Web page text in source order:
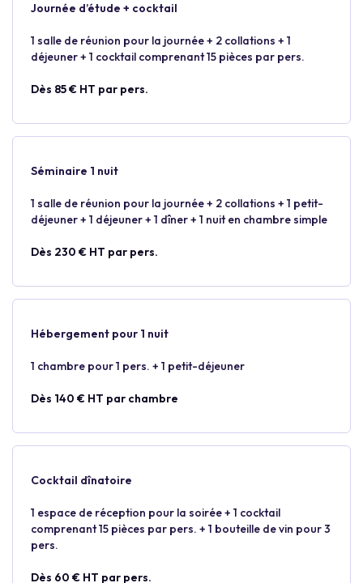
Journée d’étude + cocktail
1 salle de réunion pour la journée + 2 collations + 1
déjeuner + 1 cocktail comprenant 15 pièces par pers.
Dès 85 € HT par pers.
Séminaire 1 nuit
1 salle de réunion pour la journée + 2 collations + 1 petit-
déjeuner + 1 déjeuner + 1 dîner + 1 nuit en chambre simple
Dès 230 € HT par pers.
Hébergement pour 1 nuit
1 chambre pour 1 pers. + 1 petit-déjeuner
Dès 140 € HT par chambre
Cocktail dînatoire
1 espace de réception pour la soirée + 1 cocktail
comprenant 15 pièces par pers. + 1 bouteille de vin pour 3
pers.
Dès 60 € HT par pers.